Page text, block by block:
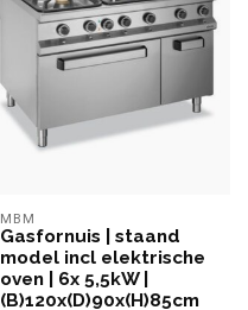
MBM
Gasfornuis | staand
model incl elektrische
oven | 6x 5,5kW |
(B)120x(D)90x(H)85cm